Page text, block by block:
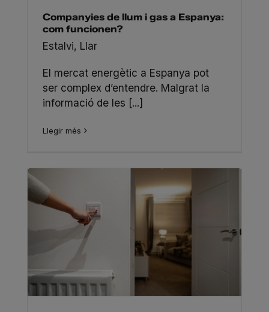
Companyies de llum i gas a Espanya:
com funcionen?
Estalvi, Llar
El mercat energètic a Espanya pot
ser complex d’entendre. Malgrat la
informació de les [...]
Llegir més